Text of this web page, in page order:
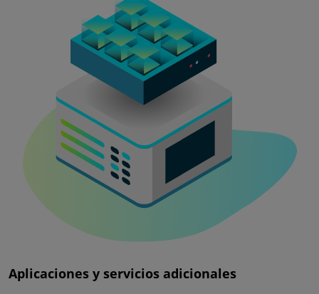
Aplicaciones y servicios adicionales